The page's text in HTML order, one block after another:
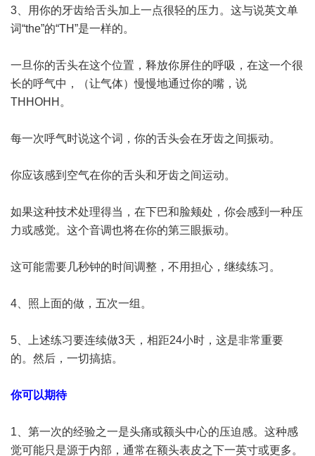
3、用你的牙齿给舌头加上一点很轻的压力。这与说英文单
词“the”的“TH”是一样的。
一旦你的舌头在这个位置，释放你屏住的呼吸，在这一个很
长的呼气中，（让气体）慢慢地通过你的嘴，说
THHOHH。
每一次呼气时说这个词，你的舌头会在牙齿之间振动。
你应该感到空气在你的舌头和牙齿之间运动。
如果这种技术处理得当，在下巴和脸颊处，你会感到一种压
力或感觉。这个音调也将在你的第三眼振动。
这可能需要几秒钟的时间调整，不用担心，继续练习。
4、照上面的做，五次一组。
5、上述练习要连续做3天，相距24小时，这是非常重要
的。然后，一切搞掂。
你可以期待
1、第一次的经验之一是头痛或额头中心的压迫感。这种感
觉可能只是源于内部，通常在额头表皮之下一英寸或更多。